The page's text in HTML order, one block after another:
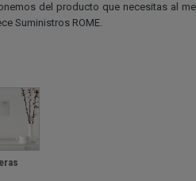
del producto que necesitas al
Suministros ROME.